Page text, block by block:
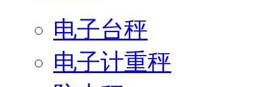
电子台秤
电子计重秤